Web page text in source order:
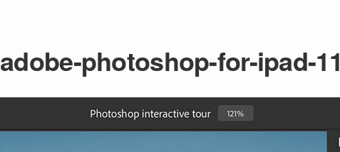
adobe-photoshop-for-ipad-11